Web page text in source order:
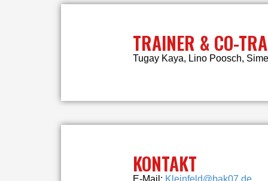
TRAINER & CO-
Tugay Kaya, Lino Poosch,
KONTAKT